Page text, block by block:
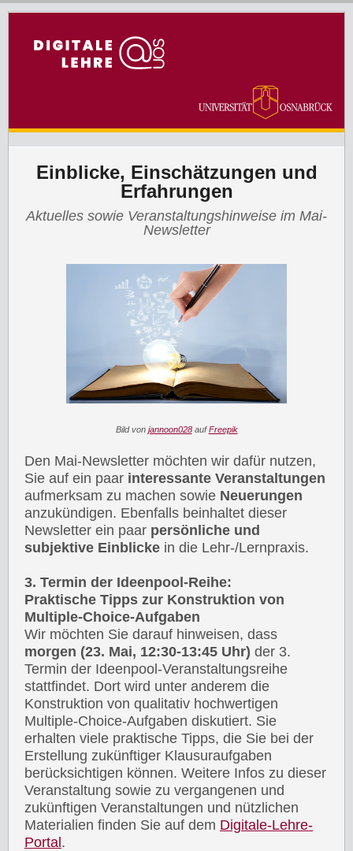
Einblicke, Einschätzungen und
Erfahrungen
Aktuelles sowie Veranstaltungshinweise im Mai-
Newsletter
Bild von jannoon028aufFreepik
Den Mai-Newsletter möchten wir dafür nutzen,
Sie auf ein paar interessante Veranstaltungen
aufmerksam zu machen sowie Neuerungen
anzukündigen. Ebenfalls beinhaltet dieser
Newsletter ein paar persönliche und
subjektive Einblicke in die Lehr-/Lernpraxis.
3. Termin der Ideenpool-Reihe:
Praktische Tipps zur Konstruktion von
Multiple-Choice-Aufgaben
Wir möchten Sie darauf hinweisen, dass
morgen (23. Mai, 12:30-13:45 Uhr) der 3.
Termin der Ideenpool-Veranstaltungsreihe
stattfindet. Dort wird unter anderem die
Konstruktion von qualitativ hochwertigen
Multiple-Choice-Aufgaben diskutiert. Sie
erhalten viele praktische Tipps, die Sie bei der
Erstellung zukünftiger Klausuraufgaben
berücksichtigen können. Weitere Infos zu dieser
Veranstaltung sowie zu vergangenen und
zukünftigen Veranstaltungen und nützlichen
Materialien finden Sie auf dem Digitale-Lehre-
Portal.